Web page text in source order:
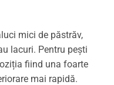
mici de păstrăv,
lacuri. Pentru pești
fiind una foarte
mai rapidă.